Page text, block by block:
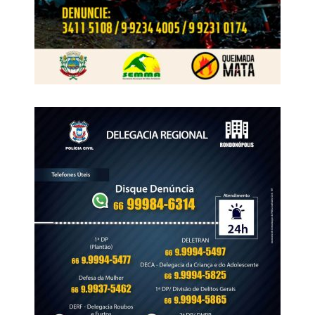
“O Liquidaqui fomenta o comércio de forma geral, sem
beneficiar apenas um segmento específico. É uma
campanha que injeta recursos na economia justamente
em uma época do ano que normalmente não possui
diferença no dia a dia das empresas.”
De acordo com Diego, a união dos empresários em uma
o alcance da campanha.
Veja Mais: Impurezas na água do Rio Vermelho
exigem limpeza dos tanques de sucção
“Mais do que uma promoção, o Liquidaqui representa a
força do comércio local. A CDL não trabalha apenas pelo